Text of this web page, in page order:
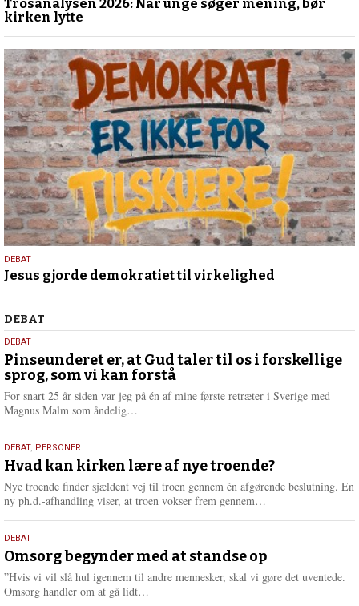
juni
2026
Trosanalysen 2026: Når unge søger mening, bør
kirken lytte
18.
maj
DEBAT
Jesus gjorde demokratiet til virkelighed
Debat
DEBAT
5.
august
2026
DEBAT
Pinseunderet er, at Gud taler til os i forskellige
sprog, som vi kan forstå
For snart 25 år siden var jeg på én af mine første retræter i Sverige med
Magnus Malm som åndelig…
e
r
e
25.
juli
2026
DEBAT, PERSONER
Hvad kan kirken lære af nye troende?
Nye troende finder sjældent vej til troen gennem én afgørende beslutning. En
ny ph.d.-afhandling viser, at troen vokser frem gennem…
e
r
e
9.
juli
2026
DEBAT
Omsorg begynder med at standse op
”Hvis vi vil slå hul igennem til andre mennesker, skal vi gøre det uventede.
Omsorg handler om at gå lidt…